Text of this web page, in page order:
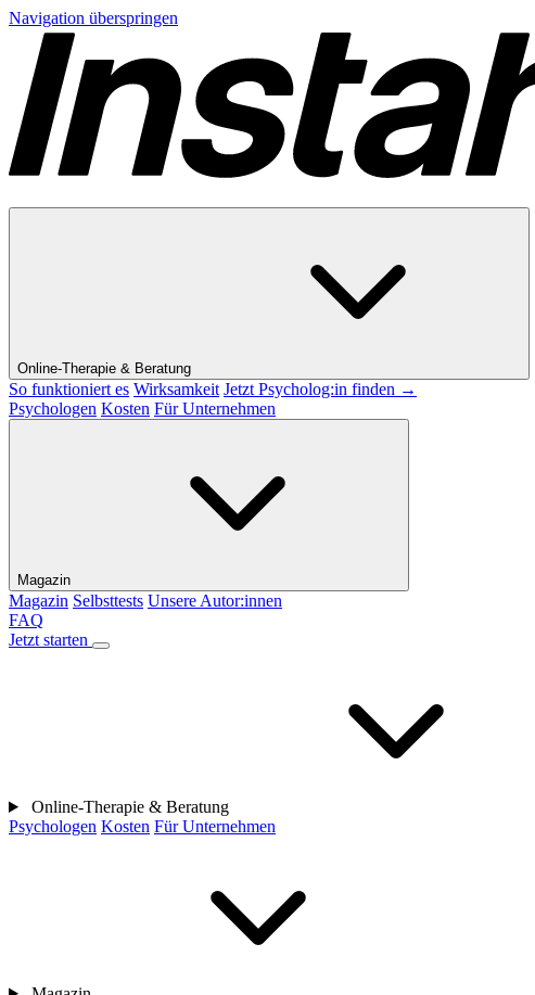
Navigation überspringen
Online-Therapie & Beratung
So funktioniert es Wirksamkeit Jetzt Psycholog:in finden →
Psychologen Kosten Für Unternehmen
Magazin
Magazin Selbsttests Unsere Autor:innen
FAQ
Jetzt starten
Online-Therapie & Beratung
Psychologen Kosten Für Unternehmen